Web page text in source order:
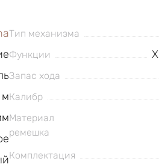
м
Тип механизма
Функции
Запас хода
Калибр
Материал
ремешка
Комплектация